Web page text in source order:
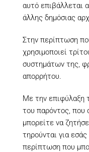
αυτό επιβάλλεται
άλλης δημόσιας
Στην περίπτωση
χρησιμοποιεί
συστημάτων της,
απορρήτου.
Με την επιφύλαξη
του παρόντος, που
μπορείτε να
τηρούνται για
περίπτωση που